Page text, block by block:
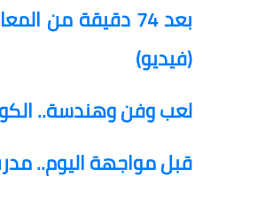
بعد 74 دقيقة من
(فيديو)
لعب وفن وهندسة..
قبل مواجهة اليوم..